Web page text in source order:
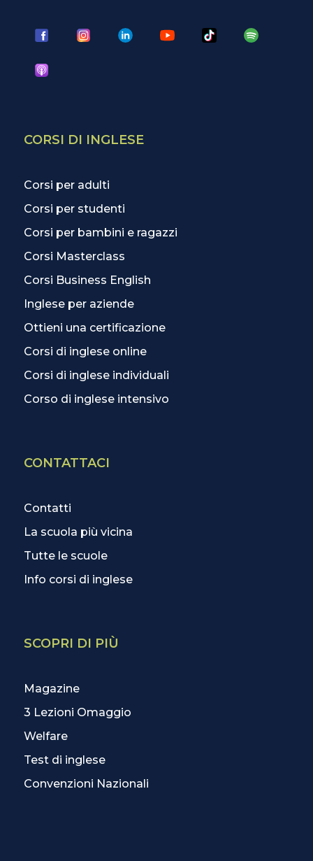
CORSI DI INGLESE
Corsi per adulti
Corsi per studenti
Corsi per bambini e ragazzi
Corsi Masterclass
Corsi Business English
Inglese per aziende
Ottieni una certificazione
Corsi di inglese online
Corsi di inglese individuali
Corso di inglese intensivo
CONTATTACI
Contatti
La scuola più vicina
Tutte le scuole
Info corsi di inglese
SCOPRI DI PIÙ
Magazine
3 Lezioni Omaggio
Welfare
Test di inglese
Convenzioni Nazionali